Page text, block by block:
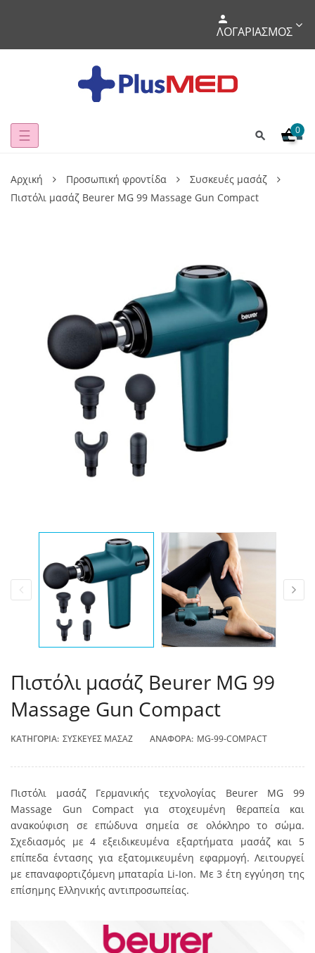
ΛΟΓΑΡΙΑΣΜΌΣ
Toggle
☰ 0
Αρχική Προσωπική φροντίδα
Συσκευές μασάζ
Πιστόλι μασάζ Beurer MG 99 Massage Gun Compact
Πιστόλι μασάζ Beurer MG 99
Massage Gun Compact
ΚΑΤΗΓΟΡΊΑ: ΣΥΣΚΕΥΈΣ ΜΑΣΆΖ ΑΝΑΦΟΡΆ: MG-99-COMPACT
Πιστόλι μασάζ Γερμανικής τεχνολογίας Beurer MG 99
Massage Gun Compact για στοχευμένη θεραπεία και
ανακούφιση σε επώδυνα σημεία σε ολόκληρο το σώμα.
Σχεδιασμός με 4 εξειδικευμένα εξαρτήματα μασάζ και 5
επίπεδα έντασης για εξατομικευμένη εφαρμογή. Λειτουργεί
με επαναφορτιζόμενη μπαταρία Li-Ion. Με 3 έτη εγγύηση της
επίσημης Ελληνικής αντιπροσωπείας.